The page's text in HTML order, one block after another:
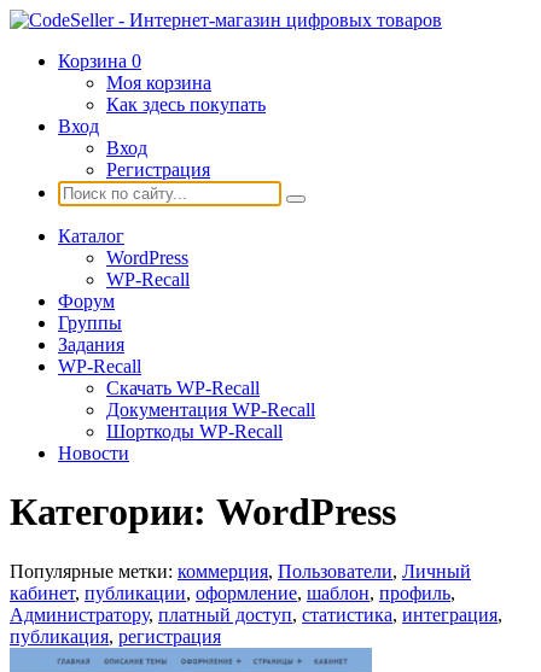
Корзина 0
Моя корзина
Как здесь покупать
Вход
Вход
Регистрация
Каталог
WordPress
WP-Recall
Форум
Группы
Задания
WP-Recall
Скачать WP-Recall
Документация WP-Recall
Шорткоды WP-Recall
Новости
Категории: WordPress
Популярные метки: коммерция, Пользователи, Личный
кабинет, публикации, оформление, шаблон, профиль,
Администратору, платный доступ, статистика, интеграция,
публикация, регистрация